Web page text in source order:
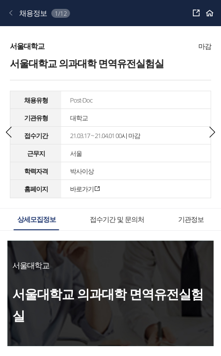
채용정보 1/12 공
하
홈
서울대학교 마감
서울대학교 의과대학 면역유전실험실
채용유형
Post-Doc
기관유형
대학교
접수기간
21.03.17 ~ 21.04.01 00시 마감
근무지
서울
학력자격
박사이상
홈페이지
바로가기
상세모집정보 접수기간 및 문의처 기관정보
서울대학교
서울대학교 의과대학 면역유전실험
실